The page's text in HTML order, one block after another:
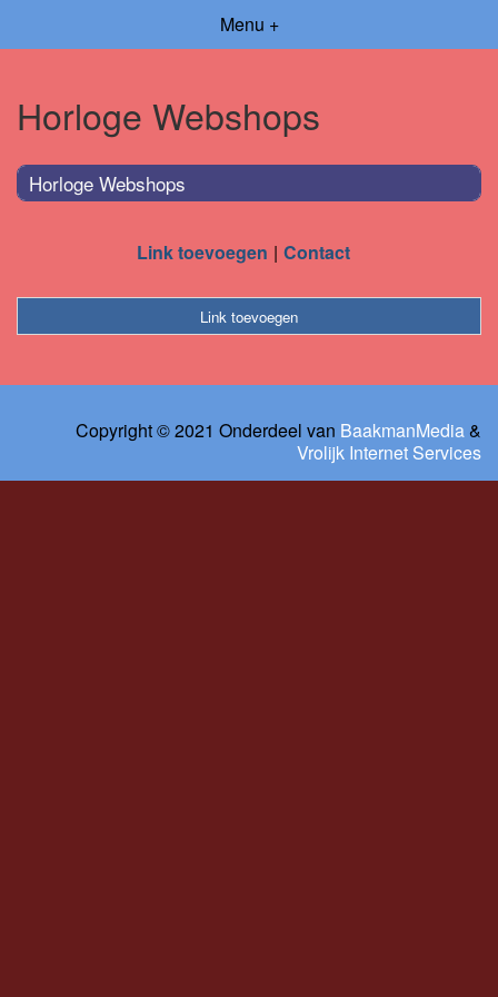
Menu +
Horloge Webshops
Horloge Webshops
Link toevoegen Contact
Link toevoegen
Copyright © 2021 Onderdeel van BaakmanMedia&
Vrolijk Internet Services